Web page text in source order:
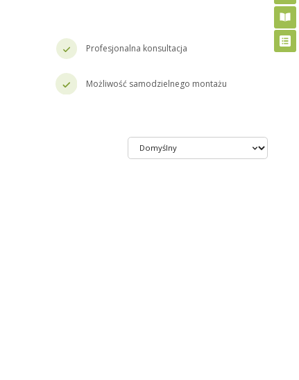
Profesjonalna konsultacja
Możliwość samodzielnego montażu